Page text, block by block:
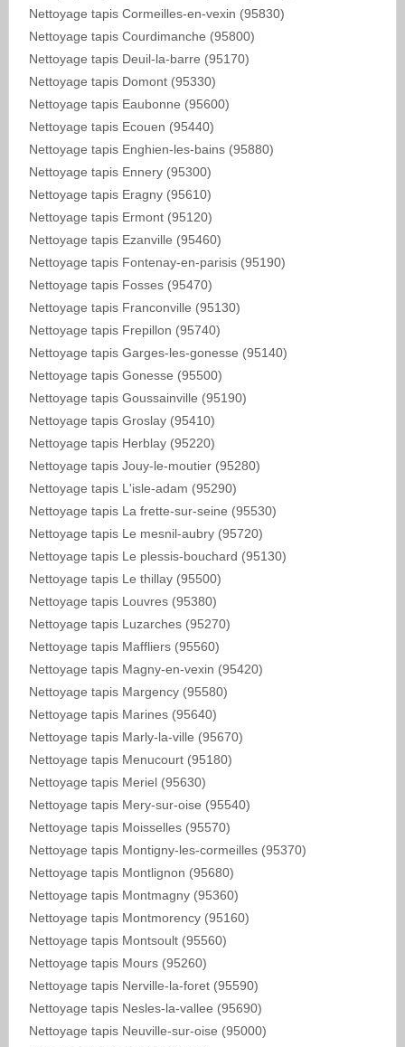
Nettoyage tapis Cormeilles-en-vexin (95830)
Nettoyage tapis Courdimanche (95800)
Nettoyage tapis Deuil-la-barre (95170)
Nettoyage tapis Domont (95330)
Nettoyage tapis Eaubonne (95600)
Nettoyage tapis Ecouen (95440)
Nettoyage tapis Enghien-les-bains (95880)
Nettoyage tapis Ennery (95300)
Nettoyage tapis Eragny (95610)
Nettoyage tapis Ermont (95120)
Nettoyage tapis Ezanville (95460)
Nettoyage tapis Fontenay-en-parisis (95190)
Nettoyage tapis Fosses (95470)
Nettoyage tapis Franconville (95130)
Nettoyage tapis Frepillon (95740)
Nettoyage tapis Garges-les-gonesse (95140)
Nettoyage tapis Gonesse (95500)
Nettoyage tapis Goussainville (95190)
Nettoyage tapis Groslay (95410)
Nettoyage tapis Herblay (95220)
Nettoyage tapis Jouy-le-moutier (95280)
Nettoyage tapis L'isle-adam (95290)
Nettoyage tapis La frette-sur-seine (95530)
Nettoyage tapis Le mesnil-aubry (95720)
Nettoyage tapis Le plessis-bouchard (95130)
Nettoyage tapis Le thillay (95500)
Nettoyage tapis Louvres (95380)
Nettoyage tapis Luzarches (95270)
Nettoyage tapis Maffliers (95560)
Nettoyage tapis Magny-en-vexin (95420)
Nettoyage tapis Margency (95580)
Nettoyage tapis Marines (95640)
Nettoyage tapis Marly-la-ville (95670)
Nettoyage tapis Menucourt (95180)
Nettoyage tapis Meriel (95630)
Nettoyage tapis Mery-sur-oise (95540)
Nettoyage tapis Moisselles (95570)
Nettoyage tapis Montigny-les-cormeilles (95370)
Nettoyage tapis Montlignon (95680)
Nettoyage tapis Montmagny (95360)
Nettoyage tapis Montmorency (95160)
Nettoyage tapis Montsoult (95560)
Nettoyage tapis Mours (95260)
Nettoyage tapis Nerville-la-foret (95590)
Nettoyage tapis Nesles-la-vallee (95690)
Nettoyage tapis Neuville-sur-oise (95000)